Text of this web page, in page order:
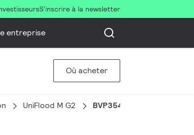
S’inscrire à la newsletter
entreprise
Où acheter
UniFlood M G2 BVP354 120LED 27K 220V